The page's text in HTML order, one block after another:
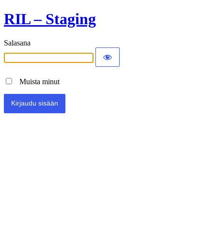
RIL – Staging
Salasana
Muista minut